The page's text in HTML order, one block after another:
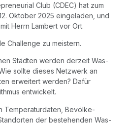
Club (CDEC) hat zum
Okto­ber 2025 ein­ge­la­den, und
Herrn Lam­bert vor Ort.
Chall­enge zu meistern.
Städ­ten wer­den der­zeit Was­
soll­te die­ses Netz­werk an
erwei­tert wer­den? Dafür
entwickelt.
Tem­pe­ra­tur­da­ten, Bevöl­ke­
der bestehen­den Was­